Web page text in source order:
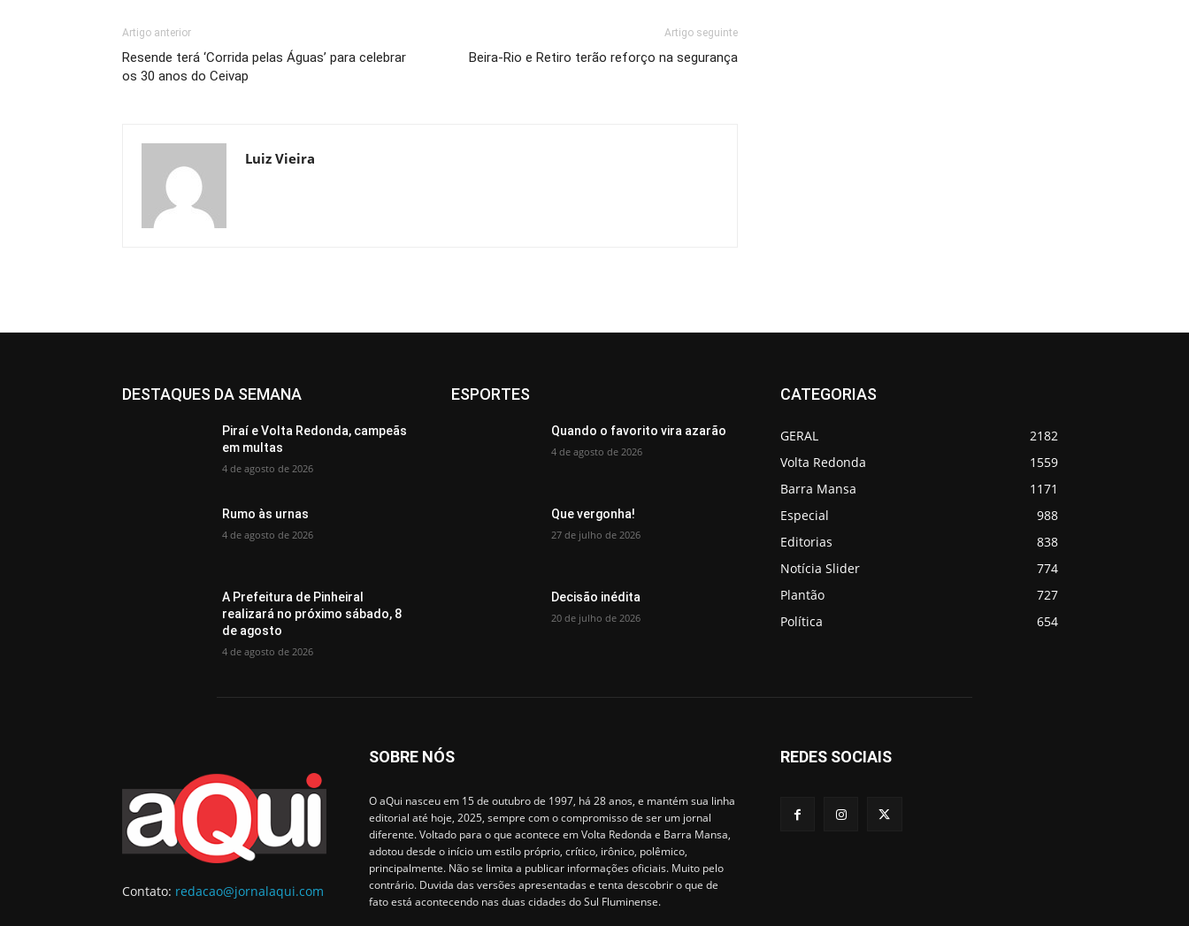
Artigo anterior
Resende terá ‘Corrida pelas Águas’ para celebrar
os 30 anos do Ceivap
Artigo seguinte
Beira-Rio e Retiro terão reforço na segurança
Luiz Vieira
DESTAQUES DA SEMANA
Piraí e Volta Redonda, campeãs
em multas
4 de agosto de 2026
Rumo às urnas
4 de agosto de 2026
A Prefeitura de Pinheiral
realizará no próximo sábado, 8
de agosto
4 de agosto de 2026
ESPORTES
Quando o favorito vira azarão
4 de agosto de 2026
Que vergonha!
27 de julho de 2026
Decisão inédita
20 de julho de 2026
CATEGORIAS
GERAL
2182
Volta Redonda
1559
Barra Mansa
1171
Especial
988
Editorias
838
Notícia Slider
774
Plantão
727
Política
654
Contato: redacao@jornalaqui.com
SOBRE NÓS
O aQui nasceu em 15 de outubro de 1997, há 28 anos, e mantém sua linha
editorial até hoje, 2025, sempre com o compromisso de ser um jornal
diferente. Voltado para o que acontece em Volta Redonda e Barra Mansa,
adotou desde o início um estilo próprio, crítico, irônico, polêmico,
principalmente. Não se limita a publicar informações oficiais. Muito pelo
contrário. Duvida das versões apresentadas e tenta descobrir o que de
fato está acontecendo nas duas cidades do Sul Fluminense.
REDES SOCIAIS